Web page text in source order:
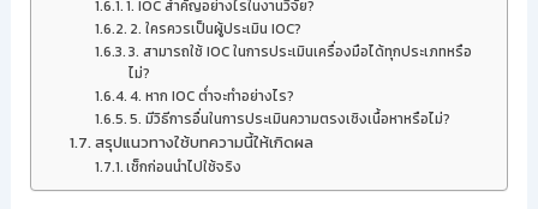
1. IOC สำคัญอย่างไรในงานวิจัย?
2. ใครควรเป็นผู้ประเมิน IOC?
3. สามารถใช้ IOC ในการประเมินเครื่องมือได้ทุกประเภทหรือ
ไม่?
4. หาก IOC ต่ำจะทำอย่างไร?
5. มีวิธีการอื่นในการประเมินความตรงเชิงเนื้อหาหรือไม่?
สรุปแนวทางใช้บทความนี้ให้เกิดผล
เช็กก่อนนำไปใช้จริง